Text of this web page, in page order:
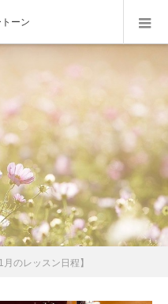
ーン
月のレッスン日程】